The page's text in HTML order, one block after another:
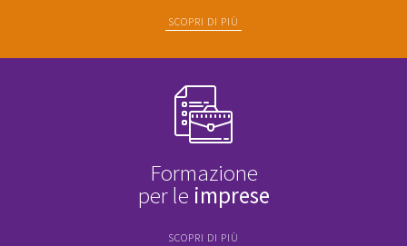
SCOPRI DI PIÙ
Formazione
per le imprese
SCOPRI DI PIÙ